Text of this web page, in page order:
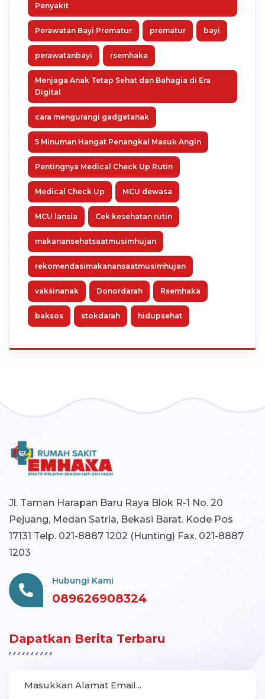
Penyakit
Perawatan Bayi Prematur prematur bayi
perawatanbayi rsemhaka
Menjaga Anak Tetap Sehat dan Bahagia di Era
Digital
cara mengurangi gadgetanak
5 Minuman Hangat Penangkal Masuk Angin
Pentingnya Medical Check Up Rutin
Medical Check Up MCU dewasa
MCU lansia Cek kesehatan rutin
makanansehatsaatmusimhujan
rekomendasimakanansaatmusimhujan
vaksinanak Donordarah Rsemhaka
baksos stokdarah hidupsehat
Jl. Taman Harapan Baru Raya Blok R-1 No. 20
Pejuang, Medan Satria, Bekasi Barat. Kode Pos
17131 Telp. 021-8887 1202 (Hunting) Fax. 021-8887
1203
Hubungi Kami
089626908324
Dapatkan Berita Terbaru